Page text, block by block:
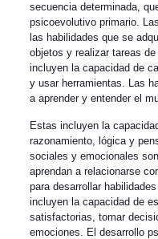
secuencia determinada,
psicoevolutivo primario.
las habilidades que se
objetos y realizar tareas
incluyen la capacidad de
y usar herramientas. Las
a aprender y entender el
Estas incluyen la
razonamiento, lógica y
sociales y emocionales
aprendan a relacionarse
para desarrollar
incluyen la capacidad de
satisfactorias, tomar
emociones. El desarrollo